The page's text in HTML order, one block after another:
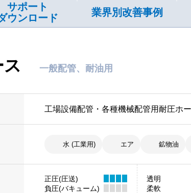
サポート
ウンロード
業界別改善事例
ス 一般配管、耐油用
工場設備配管・各種機械配管用耐圧ホ
水 (工業用) エア 鉱物油
正圧(圧送)
負圧(バキューム)
透明
柔軟